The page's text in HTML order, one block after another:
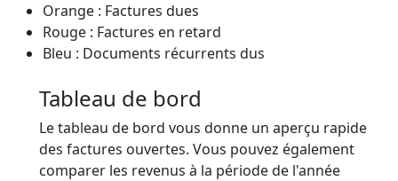
Orange : Factures dues
Rouge : Factures en retard
Bleu : Documents récurrents dus
Tableau de bord
Le tableau de bord vous donne un aperçu rapide
des factures ouvertes. Vous pouvez également
comparer les revenus à la période de l'année